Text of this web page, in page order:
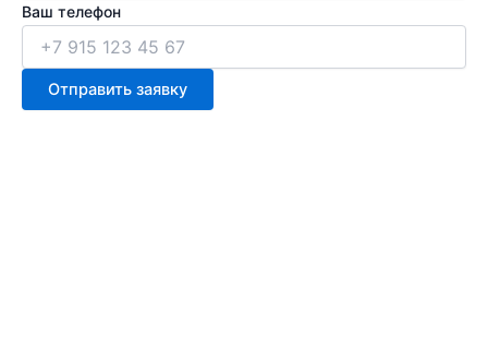
Ваш телефон
Отправить заявку